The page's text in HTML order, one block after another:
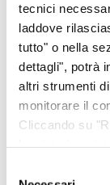
tecnici
laddove
tutto" o nella
dettagli", potrà
altri strumenti
monitorare il
Cliccando su
Carrello
Collane